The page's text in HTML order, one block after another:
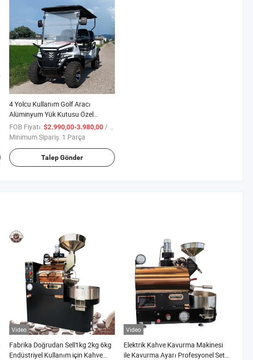
4 Yolcu Kullanım Golf Aracı
Alüminyum Yük Kutusu Özel
Elektrikli Golf Aracı
FOB Fiyatı:$2.990,00-3.980,00/ Parça
Minimum Sipariş: 1 Parça
Talep Gönder
Video
Fabrika Doğrudan Sell1kg 2kg 6kg
Endüstriyel Kullanım için Kahve
Video
Elektrik Kahve Kavurma Makinesi
ile Kavurma Ayarı Profesyonel Set